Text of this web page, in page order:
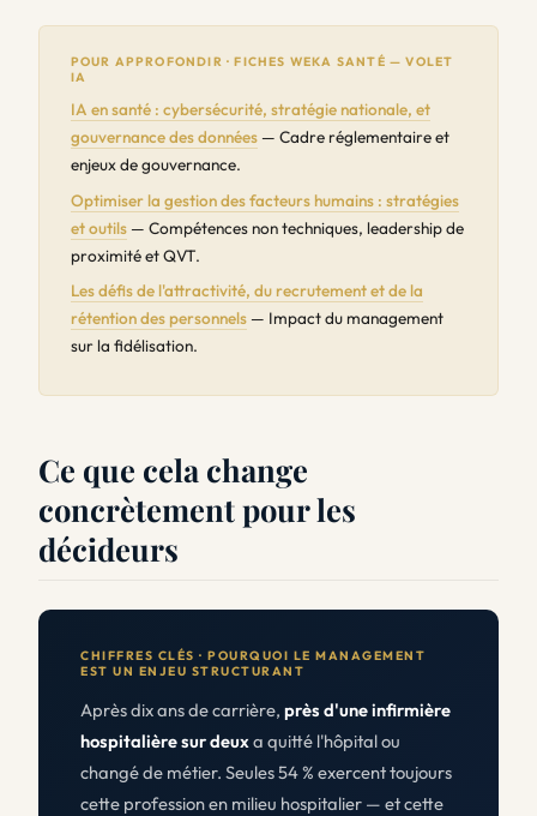
POUR APPROFONDIR · FICHES WEKA SANTÉ — VOLET
IA
IA en santé : cybersécurité, stratégie nationale, et
gouvernance des données— Cadre réglementaire et
enjeux de gouvernance.
Optimiser la gestion des facteurs humains : stratégies
et outils— Compétences non techniques, leadership de
proximité et QVT.
Les défis de l'attractivité, du recrutement et de la
rétention des personnels— Impact du management
sur la fidélisation.
Ce que cela change
concrètement pour les
décideurs
CHIFFRES CLÉS · POURQUOI LE MANAGEMENT
EST UN ENJEU STRUCTURANT
Après dix ans de carrière,près d'une infirmière
hospitalière sur deuxa quitté l'hôpital ou
changé de métier. Seules 54 % exercent toujours
cette profession en milieu hospitalier — et cette